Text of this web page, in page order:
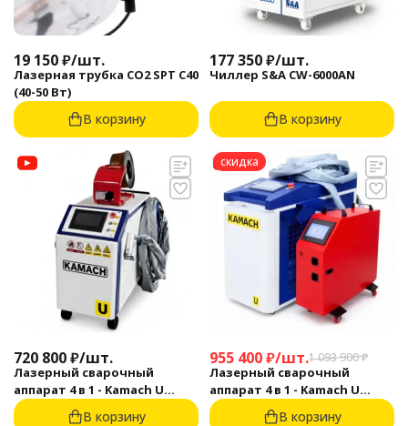
19 150₽/шт.
Лазерная трубка CO2 SPT C40
(40-50 Вт)
В корзину
177 350₽/шт.
Чиллер S&A CW-6000AN
В корзину
720 800₽/шт.
Лазерный сварочный
аппарат 4 в 1 - Kamach U
2000RE
В корзину
скидка
955 400₽/шт.1 093 900₽
Лазерный сварочный
аппарат 4 в 1 - Kamach U
3000RA
В корзину